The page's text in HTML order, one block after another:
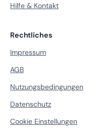
Hilfe & Kontakt
Rechtliches
Impressum
AGB
Nutzungsbedingungen
Datenschutz
Cookie Einstellungen